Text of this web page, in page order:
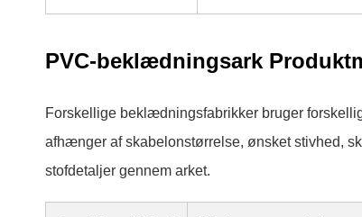
PVC-beklædningsark
Forskellige beklædningsfabrikker bruger
afhænger af skabelonstørrelse, ønsket stivhed,
stofdetaljer gennem arket.